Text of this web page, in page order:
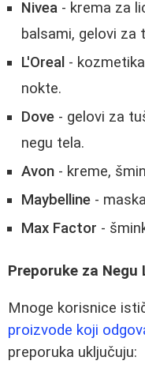
Nivea - krema za
balsami, gelovi za
L'Oreal -
nokte.
Dove - gelovi za
negu tela.
Avon - kreme,
Maybelline -
Max Factor -
Preporuke za Negu
Mnoge korisnice
proizvode koji
preporuka uključuju: